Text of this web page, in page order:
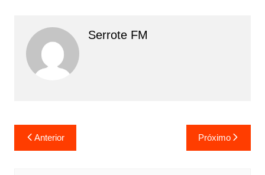
Serrote FM
Navegação
de
Anterior Próximo